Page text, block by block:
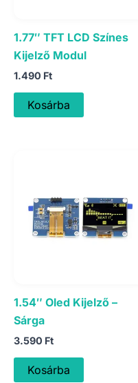
1.77″ TFT LCD Színes
Kijelző Modul
1.490 Ft
Kosárba
1.54″ Oled Kijelző –
Sárga
3.590 Ft
Kosárba